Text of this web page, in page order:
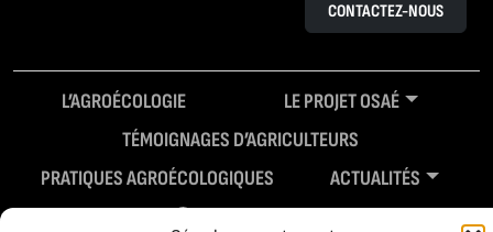
CONTACTEZ-NOUS
L’AGROÉCOLOGIE
LE PROJET OSAÉ
TÉMOIGNAGES D’AGRICULTEURS
PRATIQUES AGROÉCOLOGIQUES
ACTUALITÉS